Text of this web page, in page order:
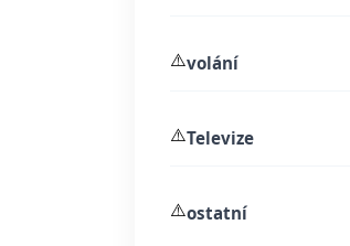
⚠️volání
⚠️Televize
⚠️ostatní